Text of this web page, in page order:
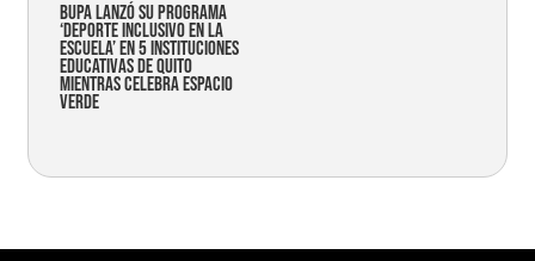
Bupa lanzó su programa
‘Deporte Inclusivo en la
Escuela’ en 5 instituciones
educativas de Quito
mientras celebra espacio
verde